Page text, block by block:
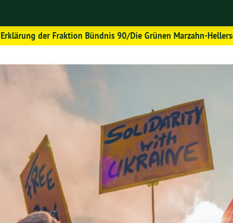
Erklärung der Fraktion Bündnis 90/Die Grünen Marzahn-